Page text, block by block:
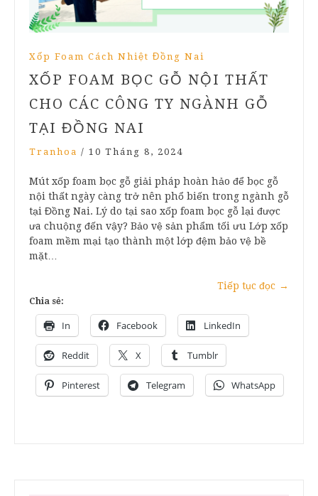
Xốp Foam Cách Nhiệt Đồng Nai
XỐP FOAM BỌC GỖ NỘI THẤT
CHO CÁC CÔNG TY NGÀNH GỖ
TẠI ĐỒNG NAI
Tranhoa / 10 Tháng 8, 2024
Mút xốp foam bọc gỗ giải pháp hoàn hảo để bọc gỗ
nội thất ngày càng trở nên phổ biến trong ngành gỗ
tại Đồng Nai. Lý do tại sao xốp foam bọc gỗ lại được
ưa chuộng đến vậy? Bảo vệ sản phẩm tối ưu Lớp xốp
foam mềm mại tạo thành một lớp đệm bảo vệ bề
mặt…
Tiếp tục đọc →
Chia sẻ:
In Facebook LinkedIn
Reddit X Tumblr
Pinterest Telegram WhatsApp